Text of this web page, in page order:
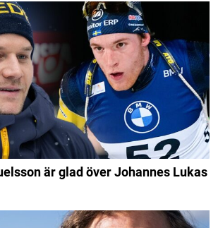
är glad över Johannes Lukas